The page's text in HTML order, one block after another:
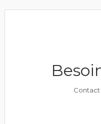
Contact